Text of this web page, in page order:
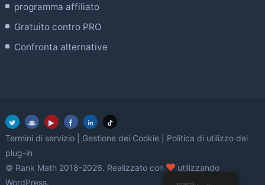
programma affiliato
Gratuito contro PRO
Confronta alternative
Termini di servizio Gestione dei Cookie
Politica di utilizzo dei
plug-in
© Rank Math 2018-2026. Realizzato con
amore
utilizzando
WordPress.